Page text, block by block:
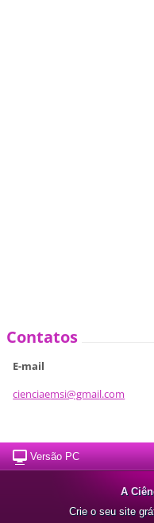
Contatos
E-mail
cienciaemsi@gmail.com
Versão PC
A
Crie o seu site